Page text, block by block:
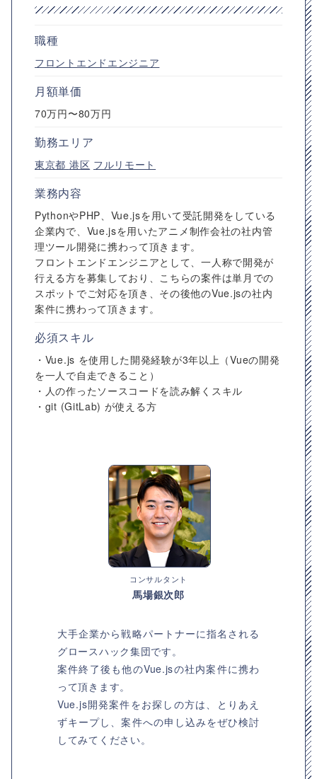
職種
フロントエンドエンジニア
月額単価
70万円〜80万円
勤務エリア
東京都 港区 フルリモート
業務内容
PythonやPHP、Vue.jsを用いて受託開発をしている
企業内で、Vue.jsを用いたアニメ制作会社の社内管
理ツール開発に携わって頂きます。
フロントエンドエンジニアとして、一人称で開発が
行える方を募集しており、こちらの案件は単月での
スポットでご対応を頂き、その後他のVue.jsの社内
案件に携わって頂きます。
必須スキル
・Vue.js を使用した開発経験が3年以上（Vueの開発
を一人で自走できること）
・人の作ったソースコードを読み解くスキル
・git (GitLab) が使える方
コンサルタント
馬場銀次郎
大手企業から戦略パートナーに指名される
グロースハック集団です。
案件終了後も他のVue.jsの社内案件に携わ
って頂きます。
Vue.js開発案件をお探しの方は、とりあえ
ずキープし、案件への申し込みをぜひ検討
してみてください。